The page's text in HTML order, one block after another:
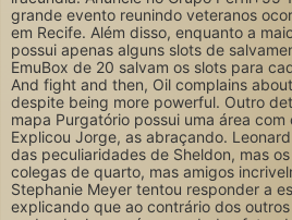
grande evento reunindo veteranos
em Recife. Além disso, enquanto a
possui apenas alguns slots de
EmuBox de 20 salvam os slots para
And fight and then, Oil complains
despite being more powerful. Outro
mapa Purgatório possui uma área com
Explicou Jorge, as abraçando.
das peculiaridades de Sheldon, mas
colegas de quarto, mas amigos
Stephanie Meyer tentou responder a
explicando que ao contrário dos